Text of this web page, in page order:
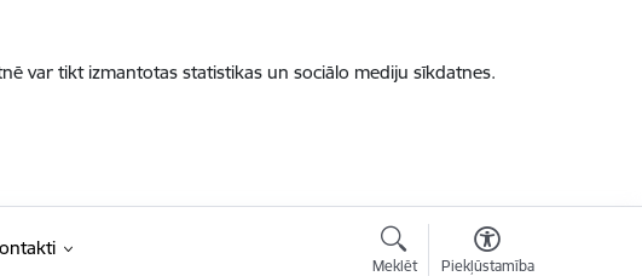
var tikt izmantotas statistikas un sociālo mediju sīkdatnes.
Meklēt Piekļūstamība